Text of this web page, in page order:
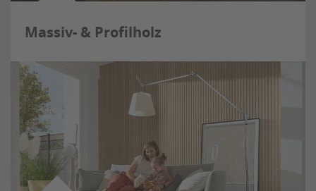
Massiv- & Profilholz